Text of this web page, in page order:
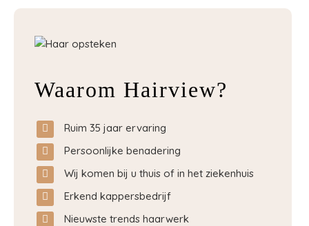
Waarom Hairview?
Ruim 35 jaar ervaring
Persoonlijke benadering
Wij komen bij u thuis of in het ziekenhuis
Erkend kappersbedrijf
Nieuwste trends haarwerk